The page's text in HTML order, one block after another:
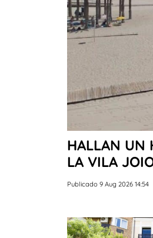
HALLAN UN
LA VILA
Publicado 9 Aug 2026 14:54